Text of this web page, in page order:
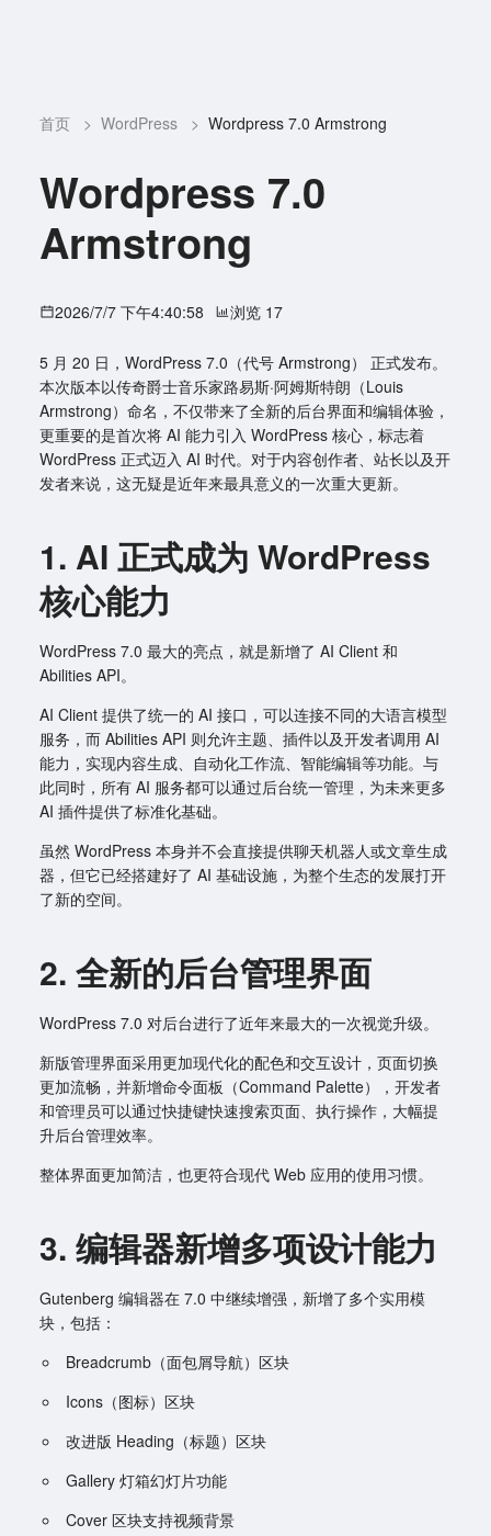
首页 > WordPress > Wordpress 7.0 Armstrong
Wordpress 7.0
Armstrong
2026/7/7 下午4:40:58 浏览 17
5 月 20 日，WordPress 7.0（代号 Armstrong） 正式发布。
本次版本以传奇爵士音乐家路易斯·阿姆斯特朗（Louis
Armstrong）命名，不仅带来了全新的后台界面和编辑体验，
更重要的是首次将 AI 能力引入 WordPress 核心，标志着
WordPress 正式迈入 AI 时代。对于内容创作者、站长以及开
发者来说，这无疑是近年来最具意义的一次重大更新。
1. AI 正式成为 WordPress
核心能力
WordPress 7.0 最大的亮点，就是新增了 AI Client 和
Abilities API。
AI Client 提供了统一的 AI 接口，可以连接不同的大语言模型
服务，而 Abilities API 则允许主题、插件以及开发者调用 AI
能力，实现内容生成、自动化工作流、智能编辑等功能。与
此同时，所有 AI 服务都可以通过后台统一管理，为未来更多
AI 插件提供了标准化基础。
虽然 WordPress 本身并不会直接提供聊天机器人或文章生成
器，但它已经搭建好了 AI 基础设施，为整个生态的发展打开
了新的空间。
2. 全新的后台管理界面
WordPress 7.0 对后台进行了近年来最大的一次视觉升级。
新版管理界面采用更加现代化的配色和交互设计，页面切换
更加流畅，并新增命令面板（Command Palette），开发者
和管理员可以通过快捷键快速搜索页面、执行操作，大幅提
升后台管理效率。
整体界面更加简洁，也更符合现代 Web 应用的使用习惯。
3. 编辑器新增多项设计能力
Gutenberg 编辑器在 7.0 中继续增强，新增了多个实用模
块，包括：
Breadcrumb（面包屑导航）区块
Icons（图标）区块
改进版 Heading（标题）区块
Gallery 灯箱幻灯片功能
Cover 区块支持视频背景